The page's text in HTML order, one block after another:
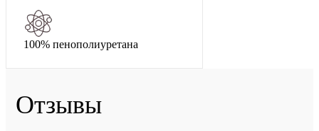
100% пенополиуретана
Отзывы